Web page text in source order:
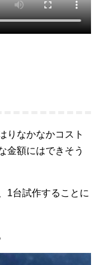
りなかなかコスト
金額にはできそう
1台試作することに